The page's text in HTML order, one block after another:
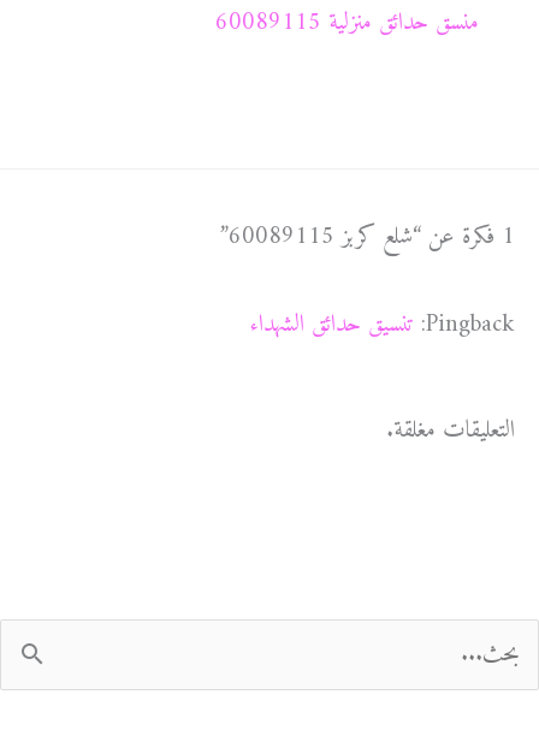
منسق حدائق منزلية 60089115
1 فكرة عن “شلع كربز 60089115”
Pingback: تنسيق حدائق الشهداء
التعليقات مغلقة.
ل